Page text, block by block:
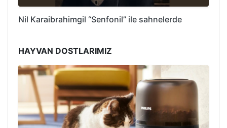
Nil Karaibrahimgil “Senfonil” ile sahnelerde
HAYVAN DOSTLARIMIZ